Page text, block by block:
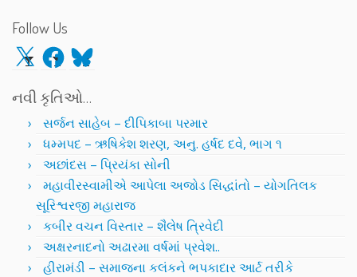
Follow Us
X Facebook
Bluesky
નવી કૃતિઓ…
સર્જન સાહેબ – દીપિકાબા પરમાર
ધમ્મપદ – ઋષિકેશ શરણ, અનુ. હર્ષદ દવે, ભાગ ૧
અછાંદસ – પ્રિયંકા સોની
મહાવીરસ્વામીએ આપેલા અજોડ સિદ્ધાંતો – યોગતિલક
સૂરિશ્વરજી મહારાજ
કબીર વચન વિસ્તાર – શૈલેષ ત્રિવેદી
અક્ષરનાદનો અઢારમા વર્ષમાં પ્રવેશ..
હીરામંડી – સમાજના કલંકને ભપકાદાર આર્ટ તરીકે